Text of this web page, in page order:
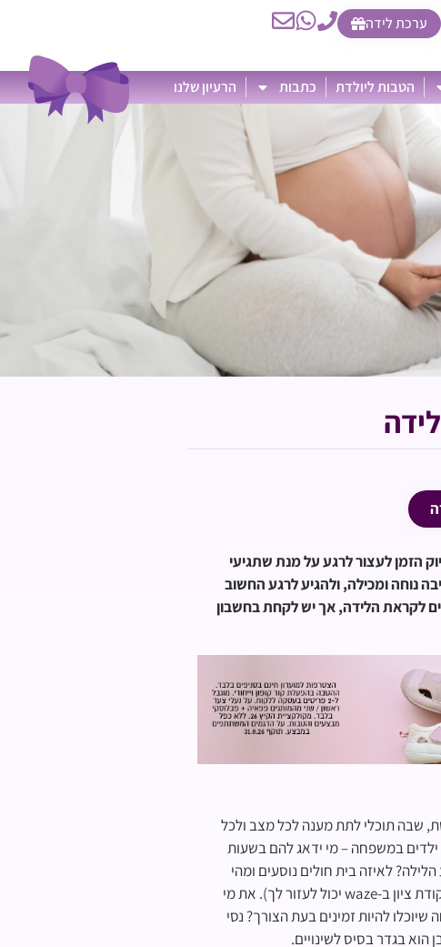
ערכת לידה
הטבות ליולדת כתבות הרעיון שלנו
הזמן לעצור לרגע על מנת שתגיעי
נוחה ומכילה, ולהגיע לרגע החשוב
לקראת הלידה, אך יש לקחת בחשבון
שבה תוכלי לתת מענה לכל מצב ולכל
במשפחה – מי ידאג להם בשעות
לאיזה בית חולים נוסעים ומהי
הדרך המהירה ביותר אליו? (בהקשר זה – אפילו דבר פעוט כמו להכניס את ביה"ח כנקודת ציון ב-waze יכול לעזור לך). את מי
להיות זמינים בעת הצורך? נסי
בגדר בסיס לשינויים.